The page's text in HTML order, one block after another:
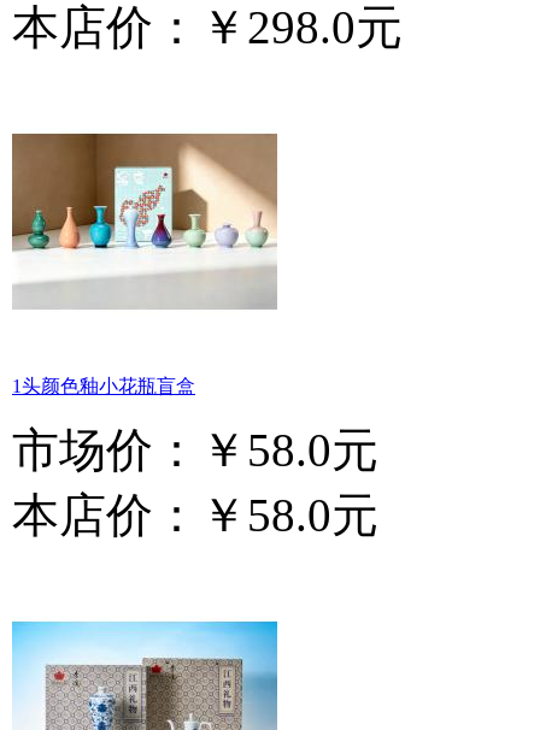
本店价：
￥298.0元
1头颜色釉小花瓶盲盒
市场价：
￥58.0元
本店价：
￥58.0元